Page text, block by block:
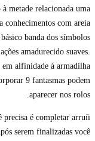
metade relacionada uma
conhecimentos com areia
banda dos símbolos
amadurecido suaves.
em alfinidade à armadilha
9 fantasmas podem
aparecer nos rolos.
precisa é completar arruíi
serem finalizadas você